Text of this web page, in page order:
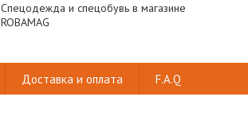
Спецодежда и спецобувь в магазине
ROBAMAG
Доставка и оплата F.A.Q